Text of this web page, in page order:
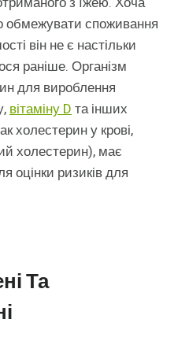
обмежувати споживання
він не є настільки
раніше. Організм
для вироблення
вітаміну D та інших
холестерин у крові,
холестерин), має
оцінки ризиків для
Та